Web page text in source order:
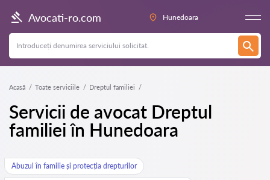
Avocati-ro.com Hunedoara
Acasă Toate serviciile Dreptul familiei
Servicii de avocat Dreptul
familiei în Hunedoara
Abuzul în familie și protecția drepturilor